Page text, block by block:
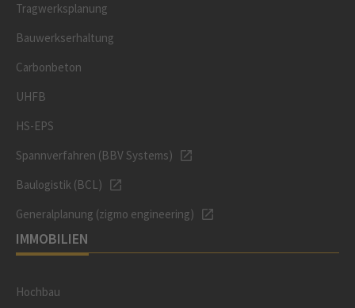
Tragwerksplanung
Bauwerkserhaltung
Carbonbeton
UHFB
HS-EPS
Spannverfahren (BBV Systems)
Baulogistik (BCL)
Generalplanung (zigmo engineering)
IMMOBILIEN
Hochbau